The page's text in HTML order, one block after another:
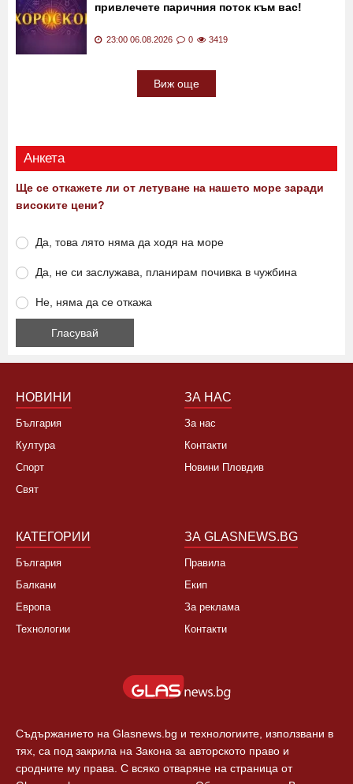
привлечете паричния поток към вас!
23:00 06.08.2026 0 3419
Виж още
Анкета
Ще се откажете ли от летуване на нашето море заради
високите цени?
Да, това лято няма да ходя на море
Да, не си заслужава, планирам почивка в чужбина
Не, няма да се откажа
НОВИНИ
България
Култура
Спорт
Свят
ЗА НАС
За нас
Контакти
Новини Пловдив
КАТЕГОРИИ
България
Балкани
Европа
Технологии
ЗА GLASNEWS.BG
Правила
Екип
За реклама
Контакти
Съдържанието на Glasnews.bg и технологиите, използвани в
тях, са под закрила на Закона за авторското право и
сродните му права. С всяко отваряне на страница от